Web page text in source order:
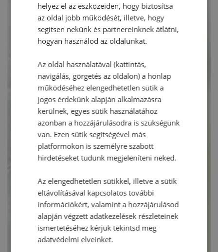
helyez el az eszközeiden, hogy biztosítsa
az oldal jobb működését, illetve, hogy
segítsen nekünk és partnereinknek átlátni,
hogyan használod az oldalunkat.
Az oldal használatával (kattintás,
navigálás, görgetés az oldalon) a honlap
működéséhez elengedhetetlen sütik a
jogos érdekünk alapján alkalmazásra
kerülnek, egyes sütik használatához
azonban a hozzájárulásodra is szükségünk
van. Ezen sütik segítségével más
platformokon is személyre szabott
hirdetéseket tudunk megjeleníteni neked.
Az elengedhetetlen sütikkel, illetve a sütik
eltávolításával kapcsolatos további
információkért, valamint a hozzájárulásod
alapján végzett adatkezelések részleteinek
ismertetéséhez kérjük tekintsd meg
adatvédelmi elveinket.